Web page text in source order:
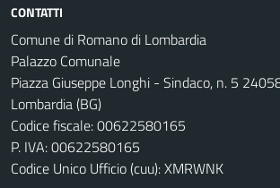
CONTATTI
Comune di Romano di Lombardia
Palazzo Comunale
Piazza Giuseppe Longhi - Sindaco, n. 5
Lombardia (BG)
Codice fiscale: 00622580165
P. IVA: 00622580165
Codice Unico Ufficio (cuu): XMRWNK